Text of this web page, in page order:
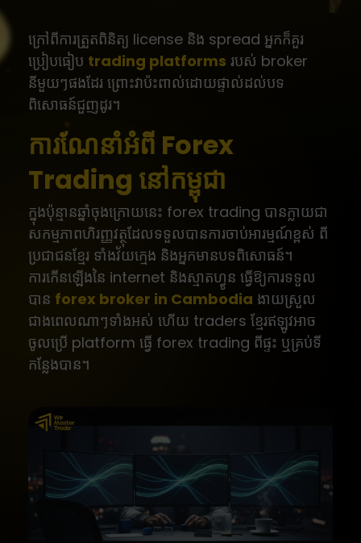
ក្រៅពីការត្រួតពិនិត្យ license និង spread អ្នកក៏គួរ
ប្រៀបធៀប trading platforms របស់ broker
នីមួយៗផងដែរ ព្រោះវាប៉ះពាល់ដោយផ្ទាល់ដល់បទ
ពិសោធន៍ជួញដូរ។
ការណែនាំអំពី Forex
Trading នៅកម្ពុជា
ក្នុងប៉ុន្មានឆ្នាំចុងក្រោយនេះ forex trading បានក្លាយជា
សកម្មភាពហិរញ្ញវត្ថុដែលទទួលបានការចាប់អារម្មណ៍ខ្ពស់ ពី
ប្រជាជនខ្មែរ ទាំងវ័យក្មេង និងអ្នកមានបទពិសោធន៍។
ការកើនឡើងនៃ internet និងស្មាតហ្វូន ធ្វើឱ្យការទទួល
បាន forex broker in Cambodia ងាយស្រួល
ជាងពេលណាៗទាំងអស់ ហើយ traders ខ្មែរឥឡូវអាច
ចូលប្រើ platform ធ្វើ forex trading ពីផ្ទះ ឬគ្រប់ទី
កន្លែងបាន។